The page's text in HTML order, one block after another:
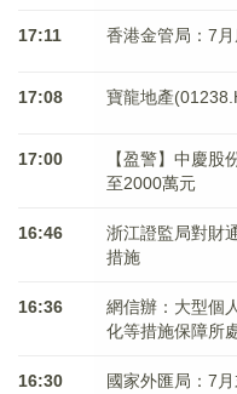
17:11 香港金管局：7
17:08 寶龍地產
17:00
【盈警】中慶
至2000萬元
16:46
浙江證監局對財
措施
16:36
網信辦：大型個
化等措施保障所
16:30
國家外匯局：7